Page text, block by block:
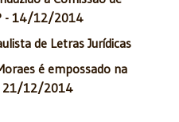
- 14/12/2014
de Letras Jurídicas
é empossado na
21/12/2014